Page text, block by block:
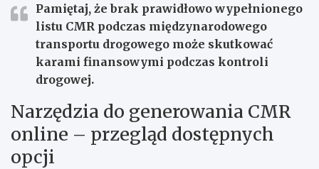
Pamiętaj, że brak prawidłowo wypełnionego
listu CMR podczas międzynarodowego
transportu drogowego może skutkować
karami finansowymi podczas kontroli
drogowej.
Narzędzia do generowania CMR
online – przegląd dostępnych
opcji